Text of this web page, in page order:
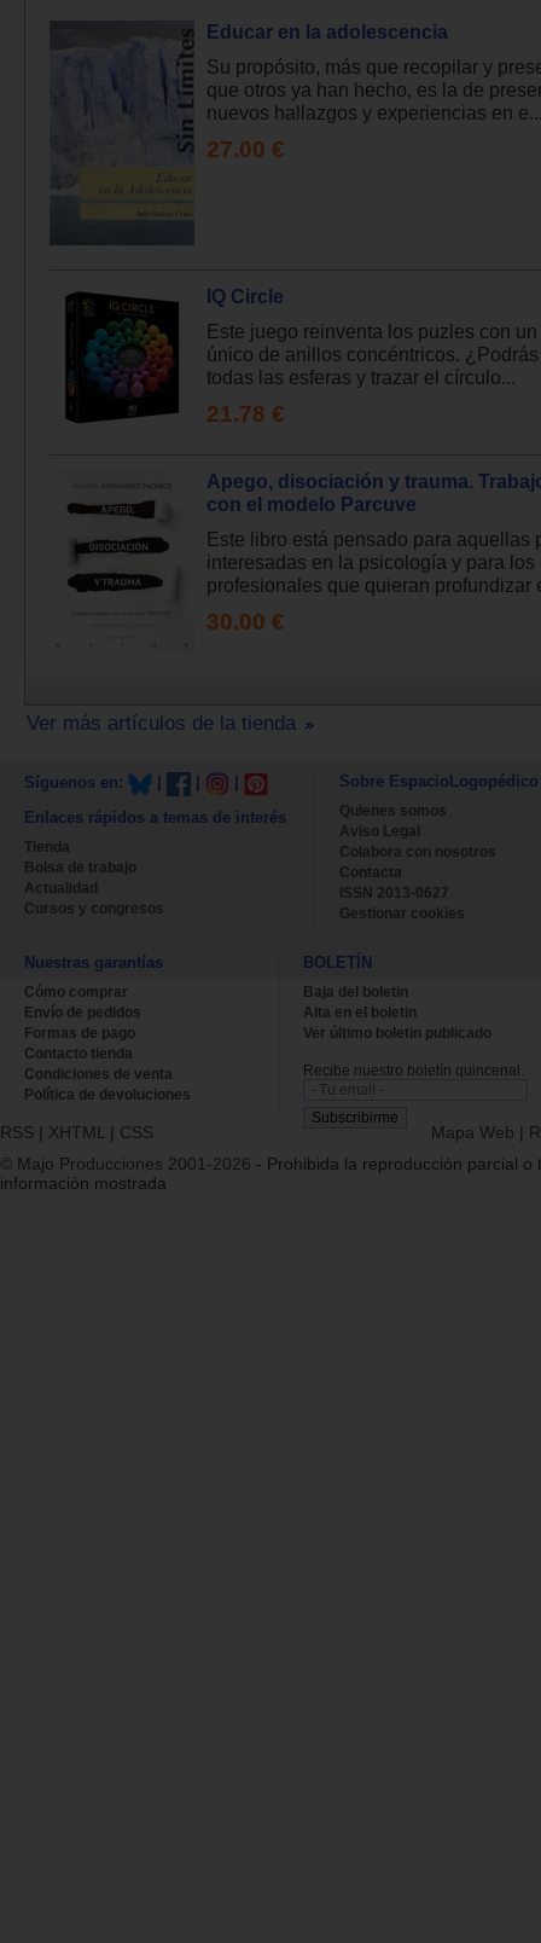
Educar en la adolescencia
Su propósito, más que recopilar y
que otros ya han hecho, es la de
nuevos hallazgos y experiencias en
27.00 €
IQ Circle
Este juego reinventa los puzles con
único de anillos concéntricos.
todas las esferas y trazar el círculo...
21.78 €
Apego, disociación y trauma.
con el modelo Parcuve
Este libro está pensado para aquellas
interesadas en la psicología y para los
profesionales que quieran profundizar
30.00 €
Ver más artículos de la tienda
Síguenos en:
Enlaces rápidos a temas de interés
Tienda
Bolsa de trabajo
Actualidad
Cursos y congresos
Sobre EspacioLogopédico
Quienes somos
Aviso Legal
Colabora con nosotros
Contacta
ISSN 2013-0627
Gestionar cookies
Nuestras garantías
Cómo comprar
Envío de pedidos
Formas de pago
Contacto tienda
Condiciones de venta
Política de devoluciones
BOLETÍN
Baja del boletin
Alta en el boletin
Ver último boletin publicado
Recibe nuestro boletín quincenal.
RSS | XHTML | CSS Mapa Web |
© Majo Producciones 2001-2026 - Prohibida la reproducción parcial o
información mostrada